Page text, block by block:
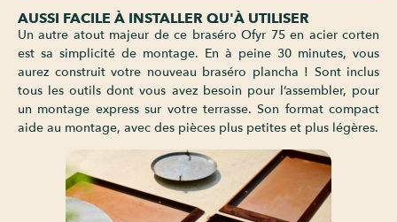
AUSSI FACILE À INSTALLER QU'À UTILISER
Un autre atout majeur de ce braséro Ofyr 75 en acier corten
est sa simplicité de montage. En à peine 30 minutes, vous
aurez construit votre nouveau braséro plancha ! Sont inclus
tous les outils dont vous avez besoin pour l’assembler, pour
un montage express sur votre terrasse. Son format compact
aide au montage, avec des pièces plus petites et plus légères.